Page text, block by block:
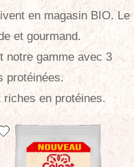
en magasin BIO. Le
et gourmand.
notre gamme avec 3
protéinées.
riches en protéines.